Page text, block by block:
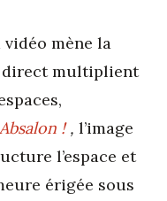
mène la
direct multiplient
!, l’image
l’espace et
érigée sous